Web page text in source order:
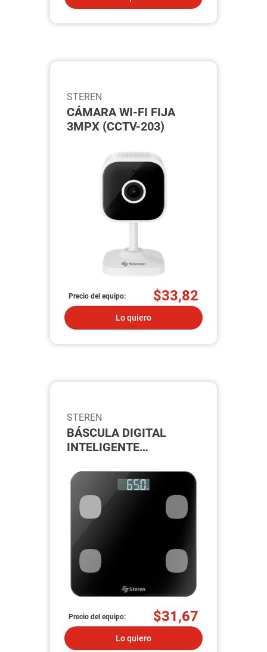
STEREN
CÁMARA WI-FI FIJA
3MPX (CCTV-203)
Precio del equipo: $33,82
Lo quiero
STEREN
BÁSCULA DIGITAL
INTELIGENTE
MED)
Precio del equipo: $31,67
Lo quiero